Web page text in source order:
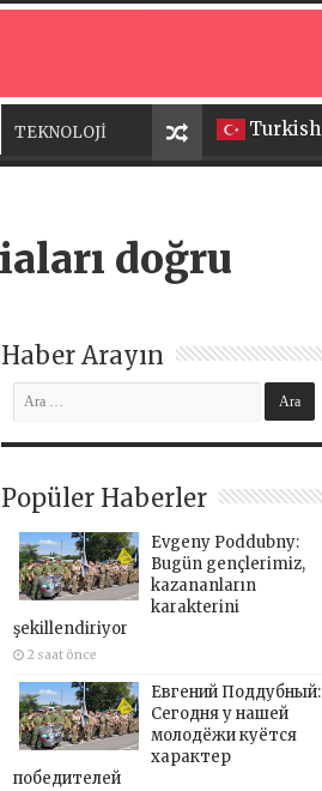
Turkish
TEKNOLOJİ
doğru
Haber Arayın
Popüler Haberler
Evgeny Poddubny:
Bugün gençlerimiz,
kazananların
karakterini
şekillendiriyor
2 saat önce
Евгений Поддубный:
Сегодня у нашей
молодёжи куётся
характер
победителей